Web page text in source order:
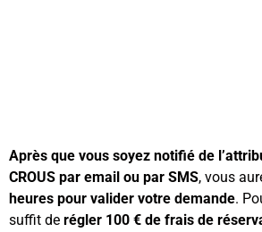
Après que vous soyez notifié de
CROUS par email ou par SMS, vous
heures pour valider votre demande.
suffit de régler 100 € de frais de